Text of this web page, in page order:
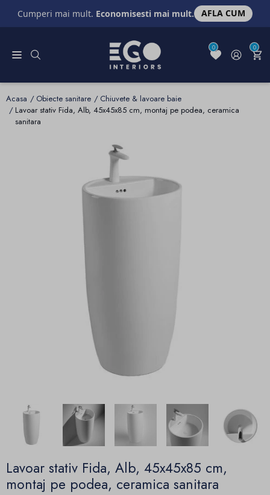
Cumperi mai mult. Economisesti mai mult. AFLA CUM
0 0
Acasa Obiecte sanitare
Chiuvete & lavoare baie
Lavoar stativ Fida, Alb, 45x45x85 cm, montaj pe podea, ceramica
sanitara
Lavoar stativ Fida, Alb, 45x45x85 cm,
montaj pe podea, ceramica sanitara